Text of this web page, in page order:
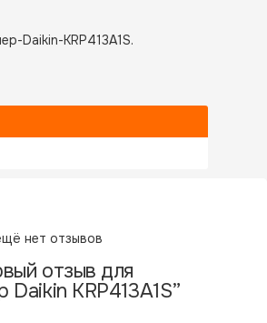
Daikin-KRP413A1S.
нет отзывов
отзыв для
Daikin KRP413A1S”
товары